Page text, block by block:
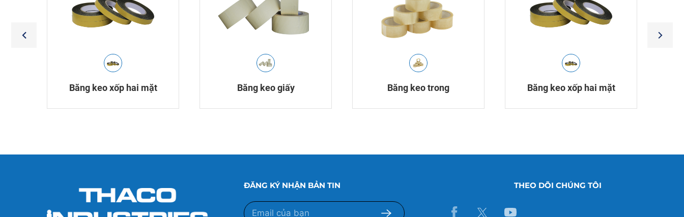
Băng keo xốp hai mặt Băng keo giấy Băng keo trong Băng keo xốp hai mặt
ĐĂNG KÝ NHẬN BẢN TIN THEO DÕI CHÚNG TÔI